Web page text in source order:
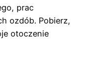
prac
ozdób. Pobierz,
otoczenie